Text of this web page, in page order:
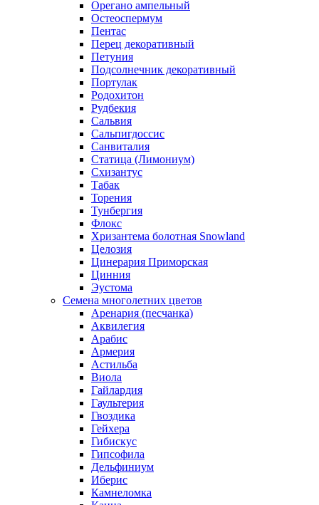
Орегано ампельный
Остеоспермум
Пентас
Перец декоративный
Петуния
Подсолнечник декоративный
Портулак
Родохитон
Рудбекия
Сальвия
Сальпигдоссис
Санвиталия
Статица (Лимониум)
Схизантус
Табак
Торения
Тунбергия
Флокс
Хризантема болотная Snowland
Целозия
Цинерария Приморская
Цинния
Эустома
Семена многолетних цветов
Аренария (песчанка)
Аквилегия
Арабис
Армерия
Астильба
Виола
Гайлардия
Гаультерия
Гвоздика
Гейхера
Гибискус
Гипсофила
Дельфиниум
Иберис
Камнеломка